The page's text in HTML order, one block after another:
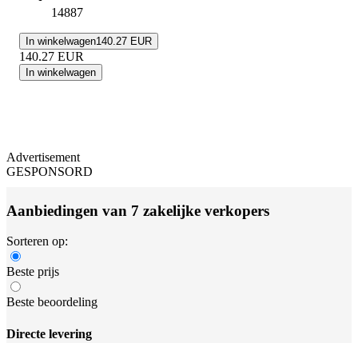
14887
In winkelwagen140.27 EUR
140.27 EUR
In winkelwagen
Advertisement
GESPONSORD
Aanbiedingen van 7 zakelijke verkopers
Sorteren op:
Beste prijs
Beste beoordeling
Directe levering